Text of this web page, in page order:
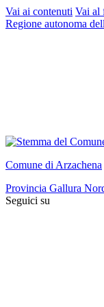
Vai ai contenuti Vai al
Regione autonoma
Comune di Arzachena
Provincia Gallura
Seguici su